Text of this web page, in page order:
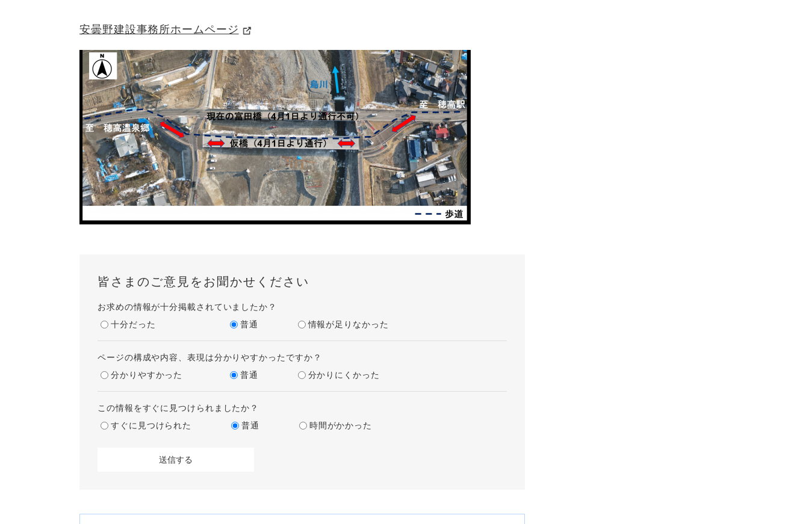
安曇野建設事務所ホームページ
皆さまのご意見をお聞かせください
お求めの情報が十分掲載されていましたか？
十分だった
普通 情報が足りなかった
ページの構成や内容、表現は分かりやすかったですか？
分かりやすかった
普通 分かりにくかった
この情報をすぐに見つけられましたか？
すぐに見つけられた
普通 時間がかかった